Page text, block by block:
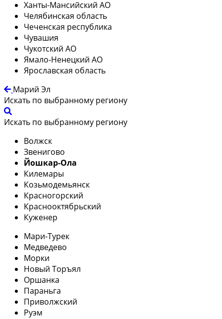
Ханты-Мансийский АО
Челябинская область
Чеченская республика
Чувашия
Чукотский АО
Ямало-Ненецкий АО
Ярославская область
Марий Эл
Искать по выбранному региону
Искать по выбранному региону
Волжск
Звенигово
Йошкар-Ола
Килемары
Козьмодемьянск
Красногорский
Краснооктябрьский
Куженер
Мари-Турек
Медведево
Морки
Новый Торъял
Оршанка
Параньга
Приволжский
Руэм